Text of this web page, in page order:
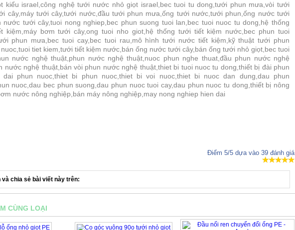
kiểu israel,công nghệ tưới nước nhỏ giọt israel,bec tuoi tu dong,tưới phun mưa,vòi tưới
cây,máy tưới cây,tưới nước,đầu tưới phun mưa,ống tưới nước,tưới phun,ống nước tưới
nước tưới cây,tuoi nong nghiep,bec phun suong tuoi lan,bec tuoi nuoc tu dong,hệ thống
kiệm,máy bơm tưới cây,ong tuoi nho giot,hệ thống tưới tiết kiệm nước,bec phun tuoi
phun mưa,bec tuoi cay,bec tuoi rau,mô hình tưới nước tiết kiệm,kỹ thuật tưới phun
tiet kiem,tưới tiết kiệm nước,bán ống nước tưới cây,bán ống tưới nhỏ giọt,bec tuoi
nước nghệ thuật,phun nước nghệ thuật,nuoc phun nghe thuat,đầu phun nước nghệ
nước nghệ thuật,bán vòi phun nước nghệ thuật,thiet bi tuoi nuoc tu dong,thiết bị đài phun
dai phun nuoc,thiet bi phun nuoc,thiet bi voi nuoc,thiet bi nuoc dan dung,dau phun
nuoc,dau bec phun suong,dau phun nuoc tuoi cay,dau phun nuoc tu dong,thiết bị nông
nước nông nghiệp,bán máy nông nghiệp,may nong nghiep hien dai
Điểm 5/5 dựa vào 39 đánh giá
và chia sẻ bài viết này trên:
CÙNG LOẠI